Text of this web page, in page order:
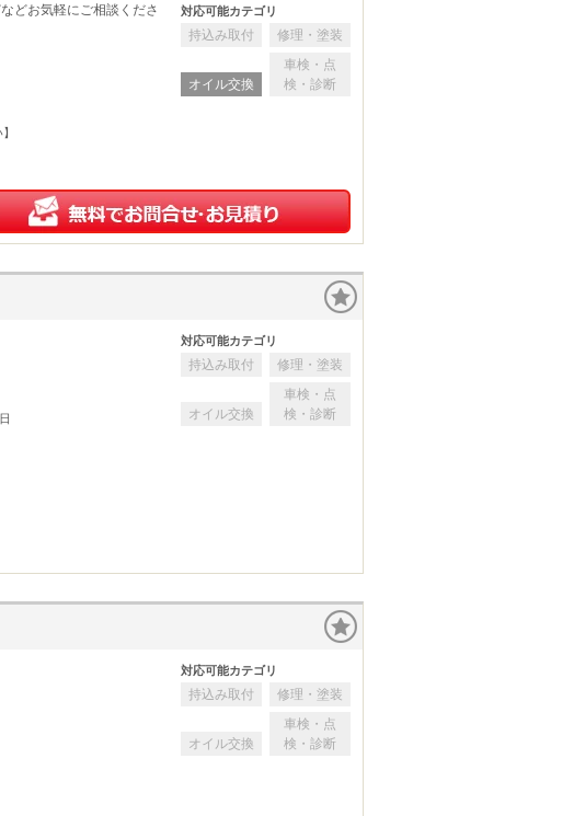
どお気軽にご相談くださ
対応可能カテゴリ
持込み取付 修理・塗装
オイル交換
車検・点
検・診断
対応可能カテゴリ
持込み取付 修理・塗装
オイル交換
車検・点
検・診断
対応可能カテゴリ
持込み取付 修理・塗装
オイル交換
車検・点
検・診断